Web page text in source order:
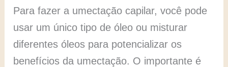
Para fazer a umectação capilar, você pode
usar um único tipo de óleo ou misturar
diferentes óleos para potencializar os
benefícios da umectação. O importante é